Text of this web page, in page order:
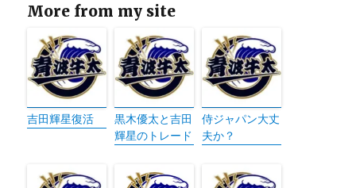
More from my site
吉田輝星復活
黒木優太と吉田
輝星のトレード
侍ジャパン大丈
夫か？